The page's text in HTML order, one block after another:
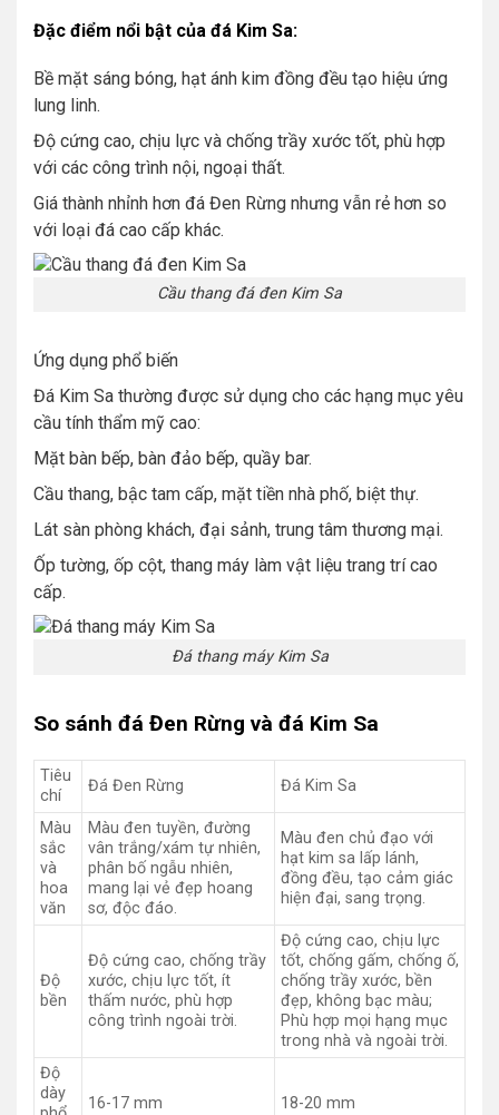
Đặc điểm nổi bật của đá Kim Sa:
Bề mặt sáng bóng, hạt ánh kim đồng đều tạo hiệu ứng
lung linh.
Độ cứng cao, chịu lực và chống trầy xước tốt, phù hợp
với các công trình nội, ngoại thất.
Giá thành nhỉnh hơn đá Đen Rừng nhưng vẫn rẻ hơn so
với loại đá cao cấp khác.
Cầu thang đá đen Kim Sa
Ứng dụng phổ biến
Đá Kim Sa thường được sử dụng cho các hạng mục yêu
cầu tính thẩm mỹ cao:
Mặt bàn bếp, bàn đảo bếp, quầy bar.
Cầu thang, bậc tam cấp, mặt tiền nhà phố, biệt thự.
Lát sàn phòng khách, đại sảnh, trung tâm thương mại.
Ốp tường, ốp cột, thang máy làm vật liệu trang trí cao
cấp.
Đá thang máy Kim Sa
So sánh đá Đen Rừng và đá Kim Sa
Tiêu
chí
Đá Đen Rừng Đá Kim Sa
Màu
sắc
và
hoa
văn
Màu đen tuyền, đường
vân trắng/xám tự nhiên,
phân bố ngẫu nhiên,
mang lại vẻ đẹp hoang
sơ, độc đáo.
Màu đen chủ đạo với
hạt kim sa lấp lánh,
đồng đều, tạo cảm giác
hiện đại, sang trọng.
Độ
bền
Độ cứng cao, chống trầy
xước, chịu lực tốt, ít
thấm nước, phù hợp
công trình ngoài trời.
Độ cứng cao, chịu lực
tốt, chống gấm, chống ố,
chống trầy xước, bền
đẹp, không bạc màu;
Phù hợp mọi hạng mục
trong nhà và ngoài trời.
Độ
dày
16-17 mm 18-20 mm